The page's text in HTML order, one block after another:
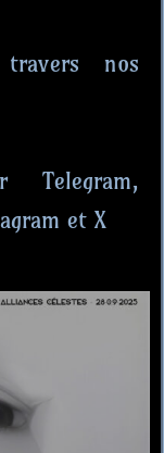
nos
Telegram,
et X